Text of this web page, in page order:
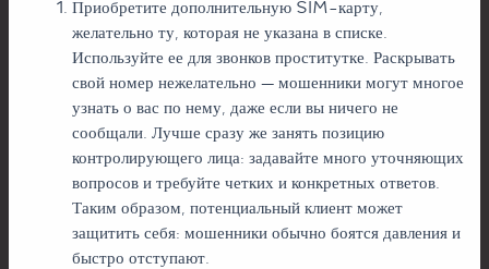
Приобретите дополнительную SIM-карту,
желательно ту, которая не указана в списке.
Используйте ее для звонков проститутке. Раскрывать
свой номер нежелательно — мошенники могут многое
узнать о вас по нему, даже если вы ничего не
сообщали. Лучше сразу же занять позицию
контролирующего лица: задавайте много уточняющих
вопросов и требуйте четких и конкретных ответов.
Таким образом, потенциальный клиент может
защитить себя: мошенники обычно боятся давления и
быстро отступают.